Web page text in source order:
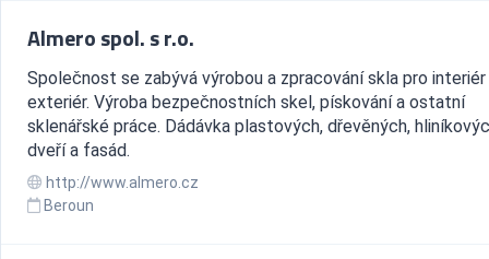
Almero spol. s r.o.
Společnost se zabývá výrobou a zpracování skla pro interiér
exteriér. Výroba bezpečnostních skel, pískování a ostatní
sklenářské práce. Dádávka plastových, dřevěných,
dveří a fasád.
http://www.almero.cz
Beroun